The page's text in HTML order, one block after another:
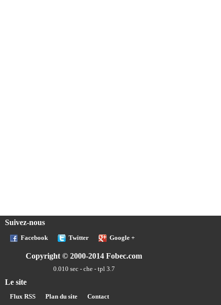
Suivez-nous
Facebook Twitter Google +
Copyright © 2000-2014 Fobec.com
0.010 sec - che - tpl 3.7
Le site
Flux RSS Plan du site Contact